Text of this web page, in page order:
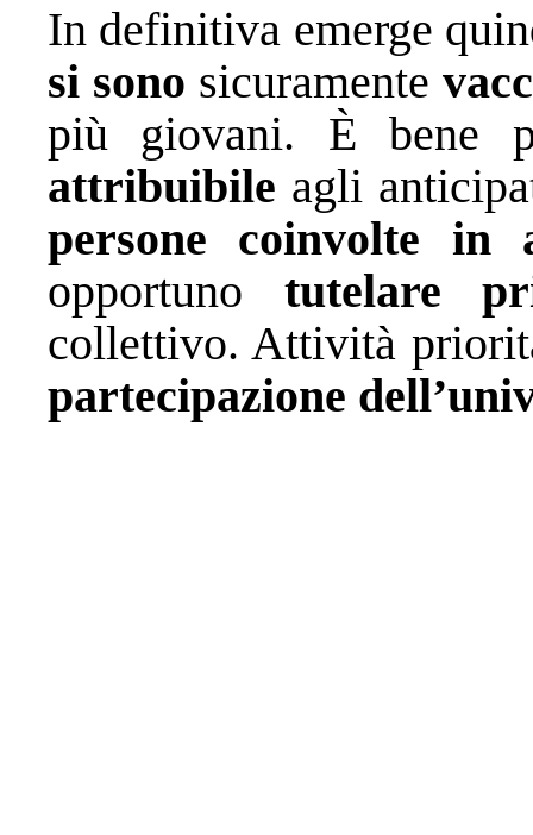
In definitiva emerge
si sono sicuramente
più giovani. È bene
attribuibile agli
persone coinvolte in
opportuno tutelare
collettivo. Attività
partecipazione